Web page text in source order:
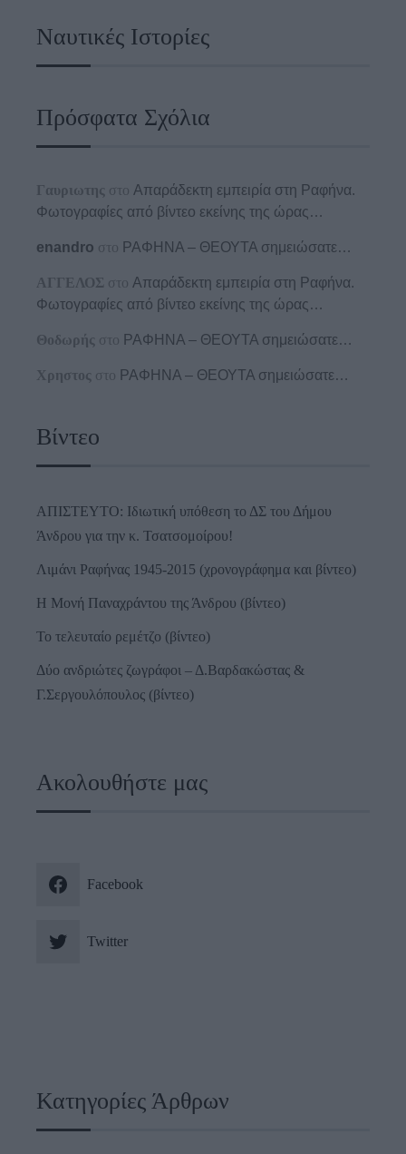
Ναυτικές Ιστορίες
Πρόσφατα Σχόλια
Γαυριωτης στο Απαράδεκτη εμπειρία στη Ραφήνα.
Φωτογραφίες από βίντεο εκείνης της ώρας…
enandro στο ΡΑΦΗΝΑ – ΘΕΟΥΤΑ σημειώσατε…
ΑΓΓΕΛΟΣ στο Απαράδεκτη εμπειρία στη Ραφήνα.
Φωτογραφίες από βίντεο εκείνης της ώρας…
Θοδωρής στο ΡΑΦΗΝΑ – ΘΕΟΥΤΑ σημειώσατε…
Χρηστος στο ΡΑΦΗΝΑ – ΘΕΟΥΤΑ σημειώσατε…
Βίντεο
ΑΠΙΣΤΕΥΤΟ: Ιδιωτική υπόθεση το ΔΣ του Δήμου
Άνδρου για την κ. Τσατσομοίρου!
Λιμάνι Ραφήνας 1945-2015 (χρονογράφημα και βίντεο)
Η Μονή Παναχράντου της Άνδρου (βίντεο)
Το τελευταίο ρεμέτζο (βίντεο)
Δύο ανδριώτες ζωγράφοι – Δ.Βαρδακώστας &
Γ.Σεργουλόπουλος (βίντεο)
Ακολουθήστε μας
Facebook
Twitter
Κατηγορίες Άρθρων